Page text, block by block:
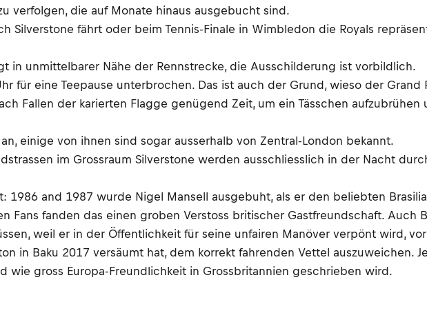
verfolgen, die auf Monate hinaus ausgebucht sind.
Silverstone fährt oder beim Tennis-Finale in Wimbledon die Royals
in unmittelbarer Nähe der Rennstrecke, die Ausschilderung ist vorbildlich.
für eine Teepause unterbrochen. Das ist auch der Grund, wieso der Grand
Fallen der karierten Flagge genügend Zeit, um ein Tässchen
einige von ihnen sind sogar ausserhalb von Zentral-London bekannt.
im Grossraum Silverstone werden ausschliesslich in der Nacht
1986 and 1987 wurde Nigel Mansell ausgebuht, als er den beliebten
Fans fanden das einen groben Verstoss britischer Gastfreundschaft. Auch
weil er in der Öffentlichkeit für seine unfairen Manöver verpönt wird,
in Baku 2017 versäumt hat, dem korrekt fahrenden Vettel auszuweichen.
wie gross Europa-Freundlichkeit in Grossbritannien geschrieben wird.